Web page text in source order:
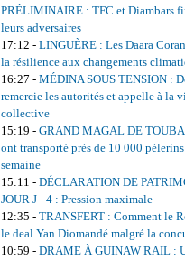
PRÉLIMINAIRE : TFC et Diambars
leurs adversaires
17:12 - LINGUÈRE : Les Daara
la résilience aux changements
16:27 - MÉDINA SOUS TENSION :
remercie les autorités et appelle à la
collective
15:19 - GRAND MAGAL DE TOUBA
ont transporté près de 10 000
semaine
15:11 - DÉCLARATION DE
JOUR J - 4 : Pression maximale
12:35 - TRANSFERT : Comment le
le deal Yan Diomandé malgré la
10:59 - DRAME À GUINAW RAIL :